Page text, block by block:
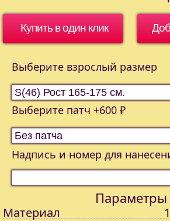
Купить в один клик
Выберите взрослый размер
Выберите патч +600 ₽
Надпись и номер для
Параметры
Материал